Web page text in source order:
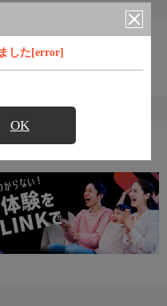
した[error]
OK